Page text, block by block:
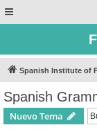
Spanish Institute of
Spanish
Nuevo Tema